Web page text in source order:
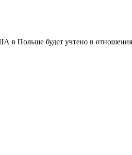
в Польше будет учтено в